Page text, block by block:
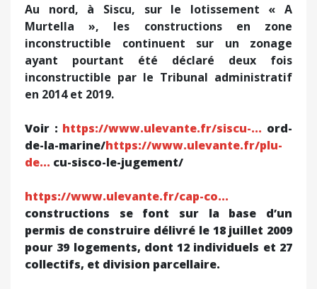
Au nord, à Siscu, sur le lotissement « A
Murtella », les constructions en zone
inconstructible continuent sur un zonage
ayant pourtant été déclaré deux fois
inconstructible par le Tribunal administratif
en 2014 et 2019.
Voir : https://www.ulevante.fr/siscu-... ord-
de-la-marine/https://www.ulevante.fr/plu-
de... cu-sisco-le-jugement/
https://www.ulevante.fr/cap-co...
constructions se font sur la base d’un
permis de construire délivré le 18 juillet 2009
pour 39 logements, dont 12 individuels et 27
collectifs, et division parcellaire.